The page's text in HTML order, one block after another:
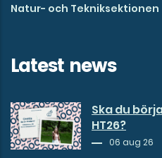
Natur- och Tekniksektionen
Latest news
Ska du
HT26?
06 aug 26